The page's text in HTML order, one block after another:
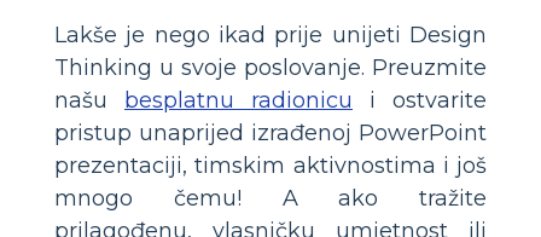
Lakše je nego ikad prije unijeti Design
Thinking u svoje poslovanje. Preuzmite
našu besplatnu radionicu i ostvarite
pristup unaprijed izrađenoj PowerPoint
prezentaciji, timskim aktivnostima i još
mnogo čemu! A ako tražite
prilagođenu, vlasničku umjetnost ili